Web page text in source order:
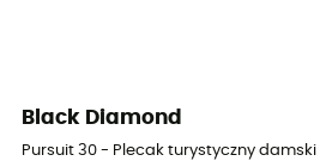
Black Diamond
Pursuit 30 - Plecak turystyczny damski